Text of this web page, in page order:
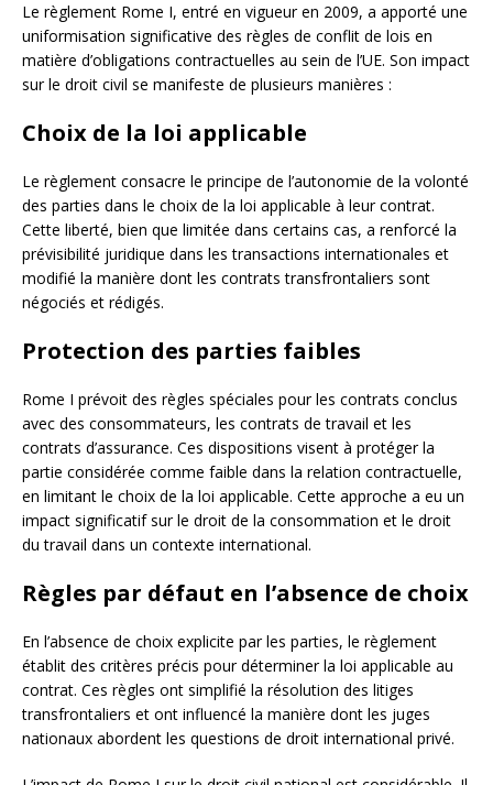
Le règlement Rome I, entré en vigueur en 2009, a apporté une
uniformisation significative des règles de conflit de lois en
matière d’obligations contractuelles au sein de l’UE. Son impact
sur le droit civil se manifeste de plusieurs manières :
Choix de la loi applicable
Le règlement consacre le principe de l’autonomie de la volonté
des parties dans le choix de la loi applicable à leur contrat.
Cette liberté, bien que limitée dans certains cas, a renforcé la
prévisibilité juridique dans les transactions internationales et
modifié la manière dont les contrats transfrontaliers sont
négociés et rédigés.
Protection des parties faibles
Rome I prévoit des règles spéciales pour les contrats conclus
avec des consommateurs, les contrats de travail et les
contrats d’assurance. Ces dispositions visent à protéger la
partie considérée comme faible dans la relation contractuelle,
en limitant le choix de la loi applicable. Cette approche a eu un
impact significatif sur le droit de la consommation et le droit
du travail dans un contexte international.
Règles par défaut en l’absence de choix
En l’absence de choix explicite par les parties, le règlement
établit des critères précis pour déterminer la loi applicable au
contrat. Ces règles ont simplifié la résolution des litiges
transfrontaliers et ont influencé la manière dont les juges
nationaux abordent les questions de droit international privé.